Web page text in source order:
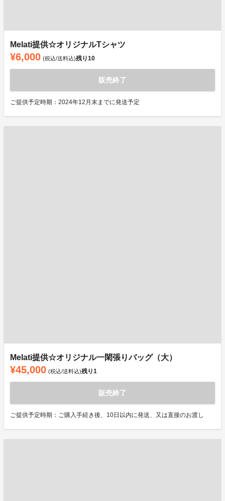
Melati提供☆オリジナルTシャツ
¥6,000 (税込/送料込)残り10
販売終了
ご提供予定時期：2024年12月末までに発送予定
Melati提供☆オリジナル一閑張りバッグ（大）
¥45,000 (税込/送料込)残り1
販売終了
ご提供予定時期：ご購入手続き後、10日以内に発送、又は直接のお渡し